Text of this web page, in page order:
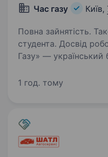
Час газу Київ,
Повна зайнятість.
студента. Досвід
Газу» — український
допомагає водіям
доводимо:…
1 год. тому